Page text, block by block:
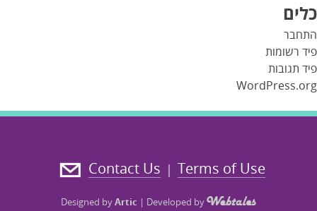
כלים
התחבר
פיד רשומות
פיד תגובות
WordPress.org
Terms of Use
|
Contact Us
Designed byArtic | Developed by